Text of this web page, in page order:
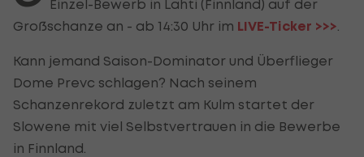
Einzel-Bewerb in Lahti (Finnland) auf der
Großschanze an - ab 14:30 Uhr im LIVE-Ticker >>>
Kann jemand Saison-Dominator und Überflieger
Dome Prevc schlagen? Nach seinem
Schanzenrekord zuletzt am Kulm startet der
Slowene mit viel Selbstvertrauen in die Bewerbe
in Finnland.